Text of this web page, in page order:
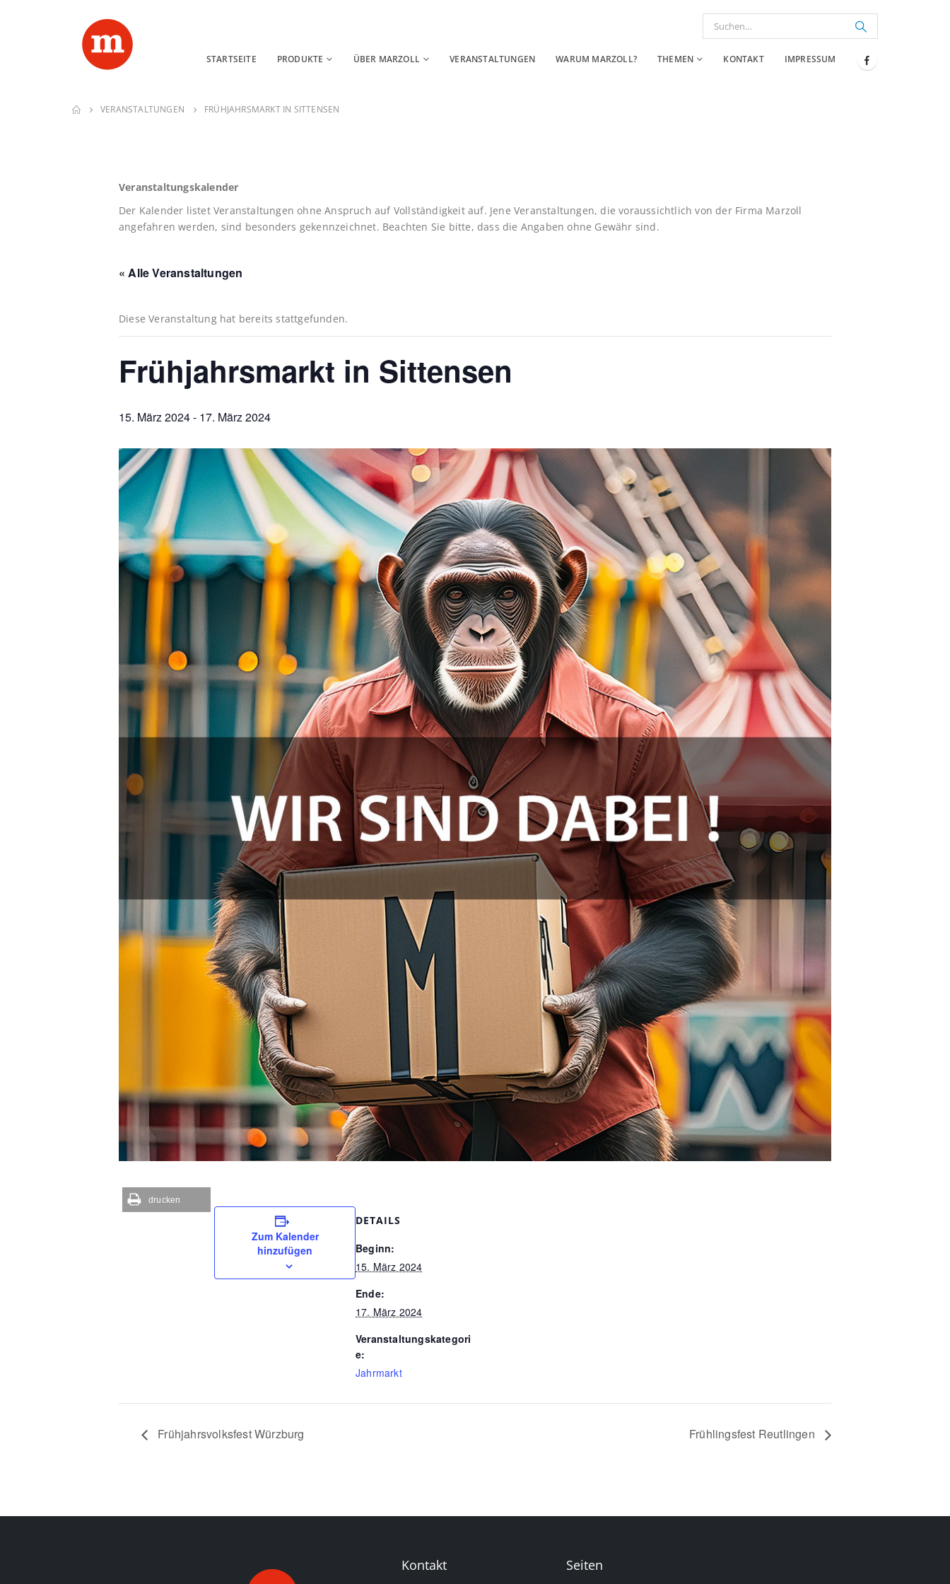
STARTSEITE PRODUKTE ÜBER MARZOLL VERANSTALTUNGEN WARUM MARZOLL? THEMEN KONTAKT IMPRESSUM
VERANSTALTUNGEN FRÜHJAHRSMARKT IN SITTENSEN
Veranstaltungskalender
Der Kalender listet Veranstaltungen ohne Anspruch auf Vollständigkeit auf. Jene Veranstaltungen, die voraussichtlich von der Firma Marzoll
angefahren werden, sind besonders gekennzeichnet. Beachten Sie bitte, dass die Angaben ohne Gewähr sind.
« Alle Veranstaltungen
Diese Veranstaltung hat bereits stattgefunden.
Frühjahrsmarkt in Sittensen
15. März 2024- 17. März 2024
drucken
Zum Kalender
hinzufügen
DETAILS
Beginn:
15. März 2024
Ende:
17. März 2024
Veranstaltungskategori
e:
Jahrmarkt
Frühjahrsvolksfest Würzburg Frühlingsfest Reutlingen
Kontakt Seiten